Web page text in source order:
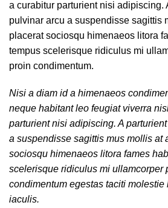
a curabitur parturient nisi adipiscing.
pulvinar arcu a suspendisse sagittis
placerat sociosqu himenaeos litora
tempus scelerisque ridiculus mi
proin condimentum.
Nisi a diam id a himenaeos
neque habitant leo feugiat viverra
parturient nisi adipiscing. A
a suspendisse sagittis mus mollis at
sociosqu himenaeos litora fames
scelerisque ridiculus mi ullamcorper
condimentum egestas taciti molestie
iaculis.